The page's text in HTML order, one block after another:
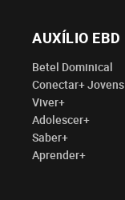
AUXÍLIO EBD
Betel Dominical
Conectar+ Jovens
Viver+
Adolescer+
Saber+
Aprender+